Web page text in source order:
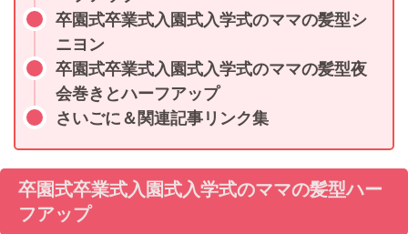
卒園式卒業式入園式入学式のママの髪型シ
ニヨン
卒園式卒業式入園式入学式のママの髪型夜
会巻きとハーフアップ
さいごに＆関連記事リンク集
卒園式卒業式入園式入学式のママの髪型ハー
フアップ